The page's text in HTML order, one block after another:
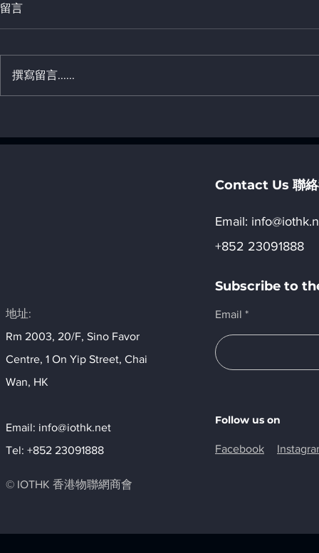
型交流日2026」活動詳情
Thailand,
留言
撰寫留言......
地址:
Rm 2003, 20/F, Sino Favor
Centre, 1 On Yip Street, Chai
Wan, HK​
Email: info@iothk.net
Tel: +852 23091888
© IOTHK 香港物聯網商會
Contact Us 聯
Email:​
+852 23091888
Subscribe to
Email
Follow us on
Facebook